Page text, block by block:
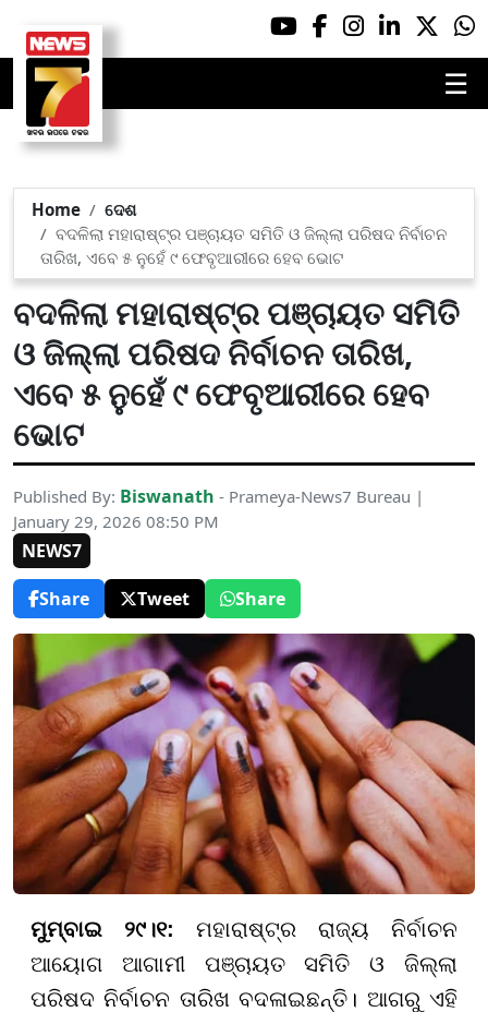
☰
Home
ଦେଶ
ବଦଳିଲା ମହାରାଷ୍ଟ୍ର ପଞ୍ଚାୟତ ସମିତି ଓ ଜିଲ୍ଲା ପରିଷଦ ନିର୍ବାଚନ
ତାରିଖ, ଏବେ ୫ ନୁହେଁ ୯ ଫେବୃଆରୀରେ ହେବ ଭୋଟ
ବଦଳିଲା ମହାରାଷ୍ଟ୍ର ପଞ୍ଚାୟତ ସମିତି
ଓ ଜିଲ୍ଲା ପରିଷଦ ନିର୍ବାଚନ ତାରିଖ,
ଏବେ ୫ ନୁହେଁ ୯ ଫେବୃଆରୀରେ ହେବ
ଭୋଟ
Published By: Biswanath - Prameya-News7 Bureau |
January 29, 2026 08:50 PM
NEWS7
Share
Tweet Share
ମୁମ୍ବାଇ ୨୯।୧: ମହାରାଷ୍ଟ୍ର ରାଜ୍ୟ ନିର୍ବାଚନ
ଆୟୋଗ ଆଗାମୀ ପଞ୍ଚାୟତ ସମିତି ଓ ଜିଲ୍ଲା
ପରିଷଦ ନିର୍ବାଚନ ତାରିଖ ବଦଳାଇଛନ୍ତି। ଆଗରୁ ଏହି